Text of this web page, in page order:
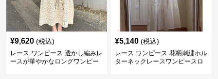
¥9,620 (税込)
レース ワンピース 透かし編みレ
ースが華やかなロングワンピー
¥5,140 (税込)
レース ワンピース 花柄刺繍ホル
ターネックレースワンピースロ